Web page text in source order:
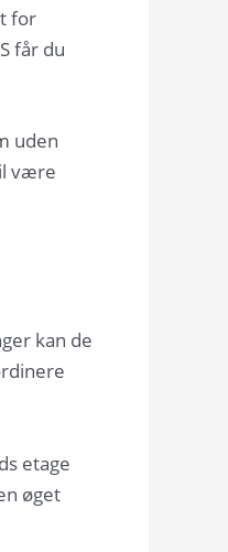
for
får du
uden
være
kan de
etage
øget